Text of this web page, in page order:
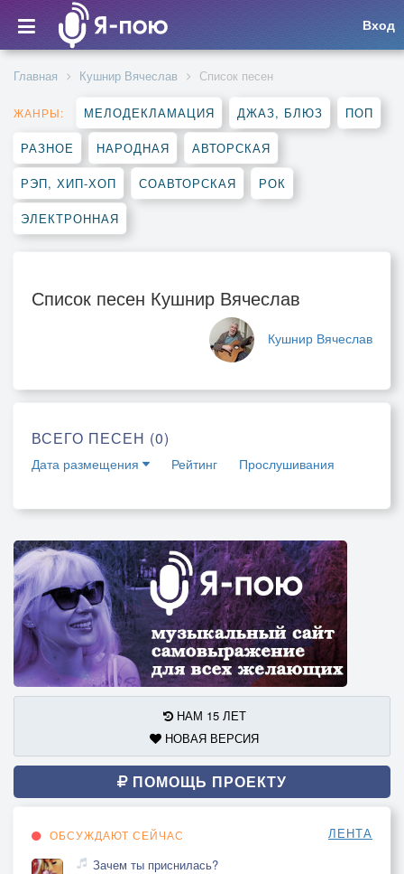
Вход
Главная Кушнир Вячеслав Список песен
ЖАНРЫ: МЕЛОДЕКЛАМАЦИЯ ДЖАЗ, БЛЮЗ ПОП
РАЗНОЕ НАРОДНАЯ АВТОРСКАЯ
РЭП, ХИП-ХОП СОАВТОРСКАЯ РОК
ЭЛЕКТРОННАЯ
Список песен Кушнир Вячеслав
Кушнир Вячеслав
ВСЕГО ПЕСЕН (0)
Дата размещения Рейтинг Прослушивания
НАМ 15 ЛЕТ
НОВАЯ ВЕРСИЯ
ПОМОЩЬ ПРОЕКТУ
ОБСУЖДАЮТ СЕЙЧАС ЛЕНТА
Зачем ты приснилась?